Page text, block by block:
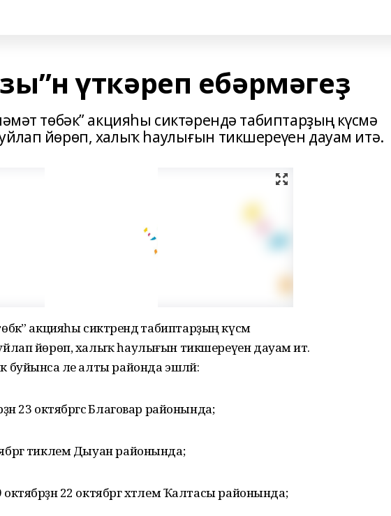
үткәреп ебәрмәгеҙ
төбәк” акцияһы сиктәрендә табиптарҙың күсмә
йөрөп, халыҡ һаулығын тикшереүен дауам итә.
төбәк” акцияһы сиктәрендә табиптарҙың күсмә
йөрөп, халыҡ һаулығын тикшереүен дауам итә.
әле алты районда эшләй:
23 октябргәсә Благовар районында;
тиклем Дыуан районында;
22 октябргә хәтлем Ҡалтасы районында;